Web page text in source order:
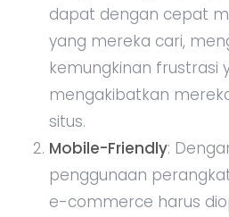
dapat dengan cepat
yang mereka cari,
kemungkinan frustrasi
mengakibatkan
situs.
Mobile-Friendly:
penggunaan
e-commerce harus